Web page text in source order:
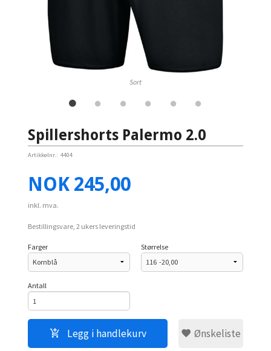
Sort
Spillershorts Palermo 2.0
Artikkelnr.: 4404
Pris
NOK 245,00
inkl. mva.
Bestillingsvare, 2 ukers leveringstid
Farger Størrelse
Antall
Legg i handlekurv Ønskeliste